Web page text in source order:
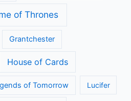
of Thrones
Grantchester
House of Cards
of Tomorrow Lucifer